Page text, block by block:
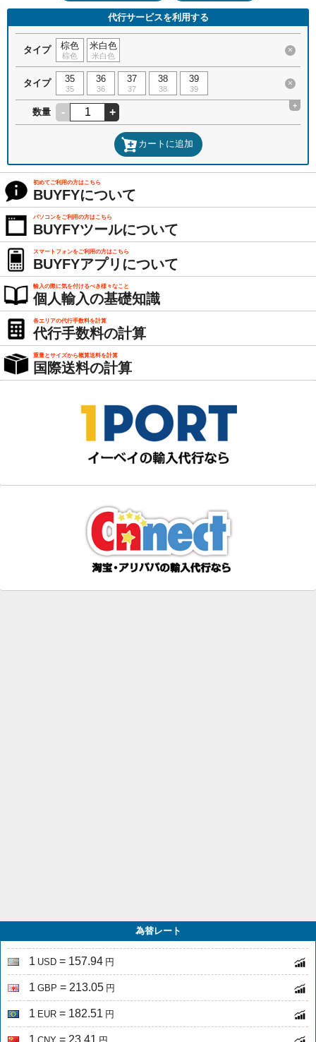
代行サービスを利用する
タイプ 棕色
棕色
米白色
米白色
×
タイプ 35
35
36
36
37
37
38
38
39
39
×
数量 - +
+
カートに追加
初めてご利用の方はこちら
BUYFYについて
パソコンをご利用の方はこちら
BUYFYツールについて
スマートフォンをご利用の方はこちら
BUYFYアプリについて
輸入の際に気を付けるべき様々なこと
個人輸入の基礎知識
各エリアの代行手数料を計算
代行手数料の計算
重量とサイズから概算送料を計算
国際送料の計算
為替レート
1 USD = 157.94 円
1 GBP = 213.05 円
1 EUR = 182.51 円
1 = 23.41